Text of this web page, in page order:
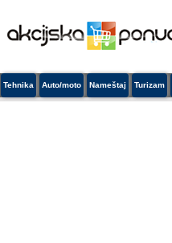
Tehnika Auto/moto Nameštaj Turizam